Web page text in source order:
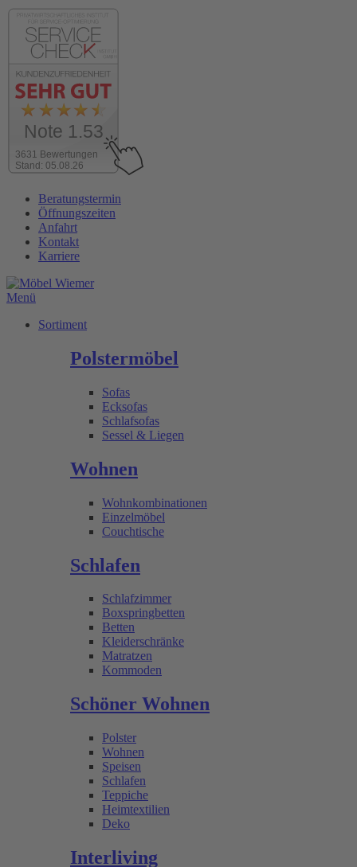
3631 Bewertungen
Stand: 05.08.26
Note 1.53
Inhalt
wechseln
Beratungstermin
Öffnungszeiten
Anfahrt
Kontakt
Karriere
Menü
Sortiment
Polstermöbel
Sofas
Ecksofas
Schlafsofas
Sessel & Liegen
Wohnen
Wohnkombinationen
Einzelmöbel
Couchtische
Schlafen
Schlafzimmer
Boxspringbetten
Betten
Kleiderschränke
Matratzen
Kommoden
Schöner Wohnen
Polster
Wohnen
Speisen
Schlafen
Teppiche
Heimtextilien
Deko
Interliving